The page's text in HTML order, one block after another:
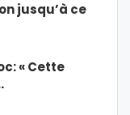
jusqu’à ce
« Cette